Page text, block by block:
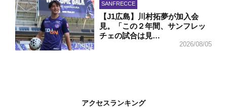
SANFRECCE
【J1広島】川村拓夢が加入会
見。「この２年間、サンフレッ
チェの試合は見…
2026/08/05
アクセスランキング